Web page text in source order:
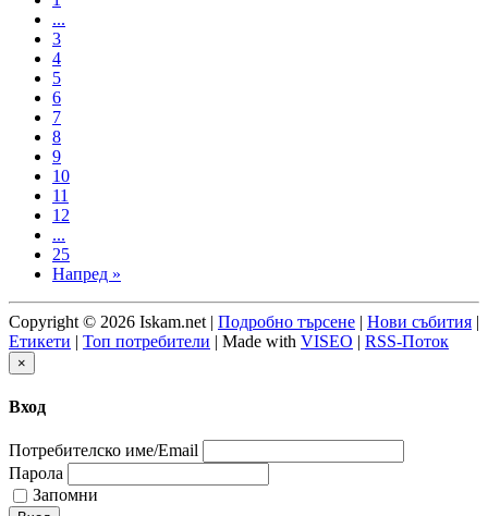
...
3
4
5
6
7
8
9
10
11
12
...
25
Напред »
Copyright © 2026 Iskam.net | Подробно търсене | Нови събития |
Етикети | Топ потребители | Made with VISEO | RSS-Поток
×
Вход
Потребителско име/Email
Парола
Запомни